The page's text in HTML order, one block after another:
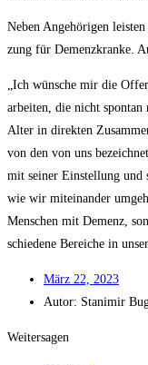
Neben Ange­hö­ri­gen
zung für Demenz­kran­ke.
„Ich wün­sche mir die
arbei­ten, die nicht
Alter in direk­ten
von den von uns
mit sei­ner Ein­stel­lung und
wie wir mit­ein­an­der
Men­schen mit Demenz,
schie­de­ne Berei­che in
März 22, 2023
Autor: Stani­mir
Weitersagen